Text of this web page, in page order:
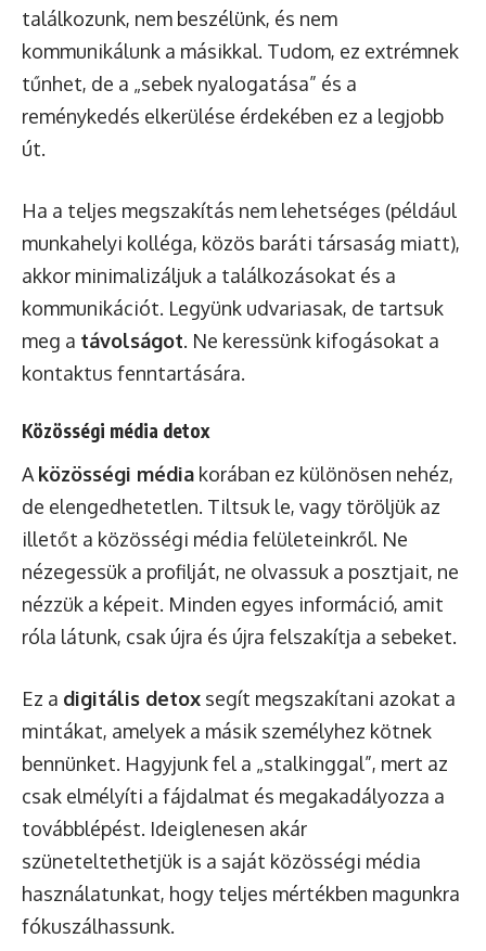
találkozunk, nem beszélünk, és nem
kommunikálunk a másikkal. Tudom, ez extrémnek
tűnhet, de a „sebek nyalogatása” és a
reménykedés elkerülése érdekében ez a legjobb
út.
Ha a teljes megszakítás nem lehetséges (például
munkahelyi kolléga, közös baráti társaság miatt),
akkor minimalizáljuk a találkozásokat és a
kommunikációt. Legyünk udvariasak, de tartsuk
meg a távolságot. Ne keressünk kifogásokat a
kontaktus fenntartására.
Közösségi média detox
A közösségi média korában ez különösen nehéz,
de elengedhetetlen. Tiltsuk le, vagy töröljük az
illetőt a közösségi média felületeinkről. Ne
nézegessük a profilját, ne olvassuk a posztjait, ne
nézzük a képeit. Minden egyes információ, amit
róla látunk, csak újra és újra felszakítja a sebeket.
Ez a digitális detox segít megszakítani azokat a
mintákat, amelyek a másik személyhez kötnek
bennünket. Hagyjunk fel a „stalkinggal”, mert az
csak elmélyíti a fájdalmat és megakadályozza a
továbblépést. Ideiglenesen akár
szüneteltethetjük is a saját közösségi média
használatunkat, hogy teljes mértékben magunkra
fókuszálhassunk.